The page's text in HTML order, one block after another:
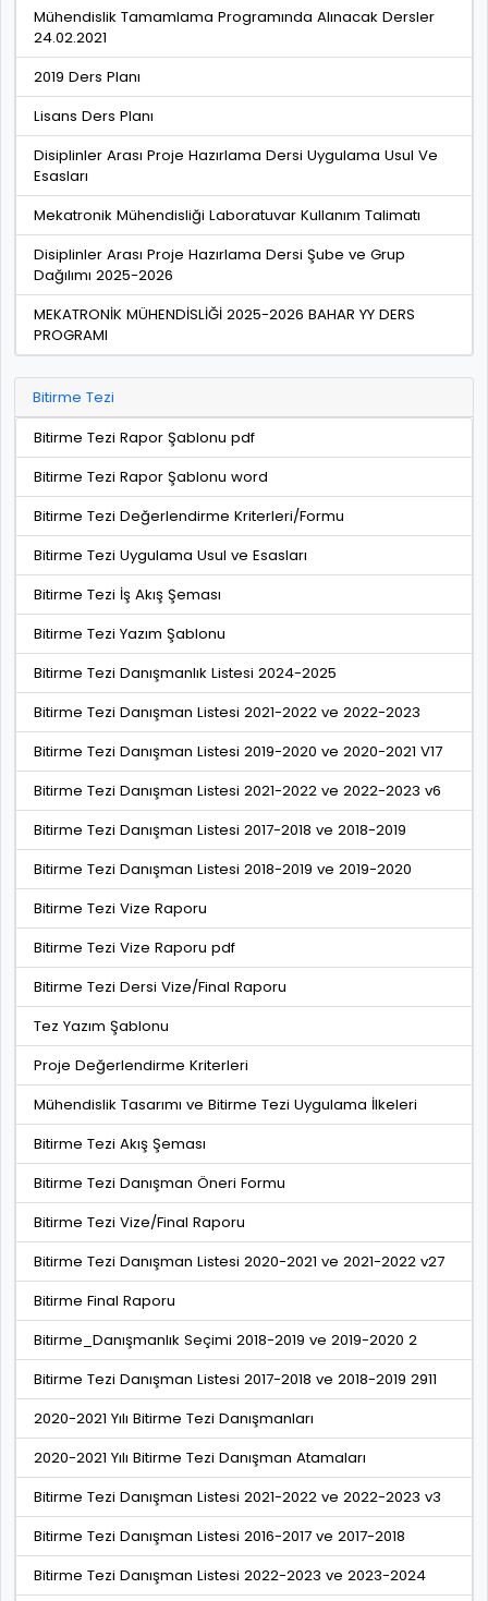
Mühendislik Tamamlama Programında Alınacak Dersler
24.02.2021
2019 Ders Planı
Lisans Ders Planı
Disiplinler Arası Proje Hazırlama Dersi Uygulama Usul Ve
Esasları
Mekatronik Mühendisliği Laboratuvar Kullanım Talimatı
Disiplinler Arası Proje Hazırlama Dersi Şube ve Grup
Dağılımı 2025-2026
MEKATRONİK MÜHENDİSLİĞİ 2025-2026 BAHAR YY DERS
PROGRAMI
Bitirme Tezi
Bitirme Tezi Rapor Şablonu pdf
Bitirme Tezi Rapor Şablonu word
Bitirme Tezi Değerlendirme Kriterleri/Formu
Bitirme Tezi Uygulama Usul ve Esasları
Bitirme Tezi İş Akış Şeması
Bitirme Tezi Yazım Şablonu
Bitirme Tezi Danışmanlık Listesi 2024-2025
Bitirme Tezi Danışman Listesi 2021-2022 ve 2022-2023
Bitirme Tezi Danışman Listesi 2019-2020 ve 2020-2021 V17
Bitirme Tezi Danışman Listesi 2021-2022 ve 2022-2023 v6
Bitirme Tezi Danışman Listesi 2017-2018 ve 2018-2019
Bitirme Tezi Danışman Listesi 2018-2019 ve 2019-2020
Bitirme Tezi Vize Raporu
Bitirme Tezi Vize Raporu pdf
Bitirme Tezi Dersi Vize/Final Raporu
Tez Yazım Şablonu
Proje Değerlendirme Kriterleri
Mühendislik Tasarımı ve Bitirme Tezi Uygulama İlkeleri
Bitirme Tezi Akış Şeması
Bitirme Tezi Danışman Öneri Formu
Bitirme Tezi Vize/Final Raporu
Bitirme Tezi Danışman Listesi 2020-2021 ve 2021-2022 v27
Bitirme Final Raporu
Bitirme_Danışmanlık Seçimi 2018-2019 ve 2019-2020 2
Bitirme Tezi Danışman Listesi 2017-2018 ve 2018-2019 2911
2020-2021 Yılı Bitirme Tezi Danışmanları
2020-2021 Yılı Bitirme Tezi Danışman Atamaları
Bitirme Tezi Danışman Listesi 2021-2022 ve 2022-2023 v3
Bitirme Tezi Danışman Listesi 2016-2017 ve 2017-2018
Bitirme Tezi Danışman Listesi 2022-2023 ve 2023-2024